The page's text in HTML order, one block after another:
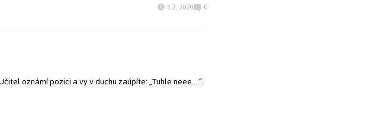
5.2. 2020 0
oznámí pozici a vy v duchu zaúpíte: „Tuhle neee….“.